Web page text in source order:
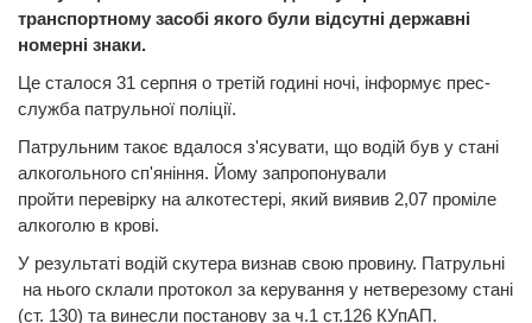
транспортному засобі якого були відсутні державні
номерні знаки.
Це сталося 31 серпня о третій годині ночі, інформує прес-
служба патрульної поліції.
Патрульним такоє вдалося з'ясувати, що водій був у стані
алкогольного сп'яніння. Йому запропонували
пройти перевірку на алкотестері, який виявив 2,07 проміле
алкоголю в крові.
У результаті водій скутера визнав свою провину. Патрульні
на нього склали протокол за керування у нетверезому стані
(ст. 130) та винесли постанову за ч.1 ст.126 КУпАП.